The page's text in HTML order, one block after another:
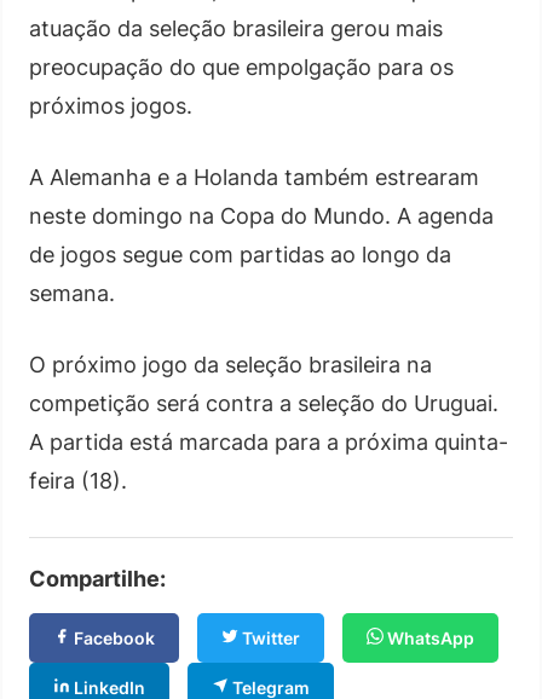
atuação da seleção brasileira gerou mais
preocupação do que empolgação para os
próximos jogos.
A Alemanha e a Holanda também estrearam
neste domingo na Copa do Mundo. A agenda
de jogos segue com partidas ao longo da
semana.
O próximo jogo da seleção brasileira na
competição será contra a seleção do Uruguai.
A partida está marcada para a próxima quinta-
feira (18).
Compartilhe:
Facebook Twitter WhatsApp
LinkedIn Telegram